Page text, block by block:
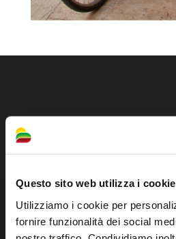
Questo sito web utilizza i cookie
Utilizziamo i cookie per
fornire funzionalità dei social
Sito ufficiale di
dell'Unione dei Comuni